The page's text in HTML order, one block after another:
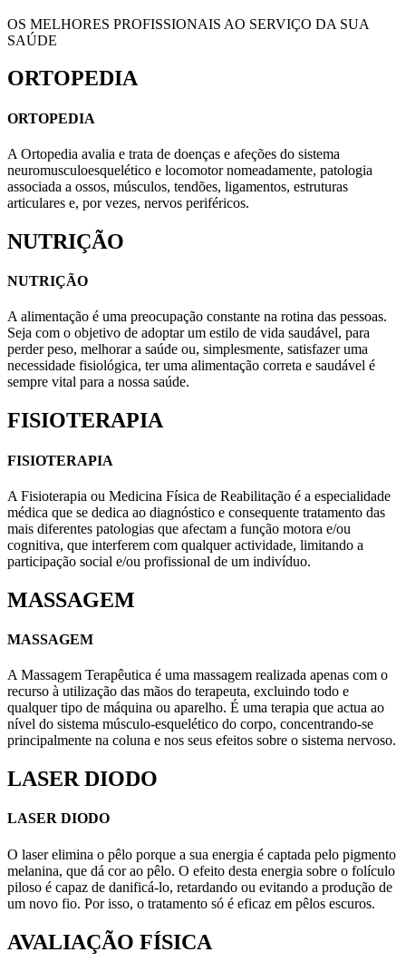
OS MELHORES PROFISSIONAIS AO SERVIÇO DA SUA
SAÚDE
ORTOPEDIA
ORTOPEDIA
A Ortopedia avalia e trata de doenças e afeções do sistema
neuromusculoesquelético e locomotor nomeadamente, patologia
associada a ossos, músculos, tendões, ligamentos, estruturas
articulares e, por vezes, nervos periféricos.
NUTRIÇÃO
NUTRIÇÃO
A alimentação é uma preocupação constante na rotina das pessoas.
Seja com o objetivo de adoptar um estilo de vida saudável, para
perder peso, melhorar a saúde ou, simplesmente, satisfazer uma
necessidade fisiológica, ter uma alimentação correta e saudável é
sempre vital para a nossa saúde.
FISIOTERAPIA
FISIOTERAPIA
A Fisioterapia ou Medicina Física de Reabilitação é a especialidade
médica que se dedica ao diagnóstico e consequente tratamento das
mais diferentes patologias que afectam a função motora e/ou
cognitiva, que interferem com qualquer actividade, limitando a
participação social e/ou profissional de um indivíduo.
MASSAGEM
MASSAGEM
A Massagem Terapêutica é uma massagem realizada apenas com o
recurso à utilização das mãos do terapeuta, excluindo todo e
qualquer tipo de máquina ou aparelho. É uma terapia que actua ao
nível do sistema músculo-esquelético do corpo, concentrando-se
principalmente na coluna e nos seus efeitos sobre o sistema nervoso.
LASER DIODO
LASER DIODO
O laser elimina o pêlo porque a sua energia é captada pelo pigmento
melanina, que dá cor ao pêlo. O efeito desta energia sobre o folículo
piloso é capaz de danificá-lo, retardando ou evitando a produção de
um novo fio. Por isso, o tratamento só é eficaz em pêlos escuros.
AVALIAÇÃO FÍSICA